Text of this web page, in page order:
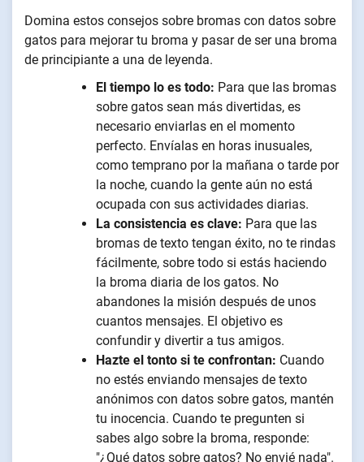
Domina estos consejos sobre bromas con datos sobre
gatos para mejorar tu broma y pasar de ser una broma
de principiante a una de leyenda.
El tiempo lo es todo: Para que las bromas
sobre gatos sean más divertidas, es
necesario enviarlas en el momento
perfecto. Envíalas en horas inusuales,
como temprano por la mañana o tarde por
la noche, cuando la gente aún no está
ocupada con sus actividades diarias.
La consistencia es clave: Para que las
bromas de texto tengan éxito, no te rindas
fácilmente, sobre todo si estás haciendo
la broma diaria de los gatos. No
abandones la misión después de unos
cuantos mensajes. El objetivo es
confundir y divertir a tus amigos.
Hazte el tonto si te confrontan: Cuando
no estés enviando mensajes de texto
anónimos con datos sobre gatos, mantén
tu inocencia. Cuando te pregunten si
sabes algo sobre la broma, responde:
"¿Qué datos sobre gatos? No envié nada".